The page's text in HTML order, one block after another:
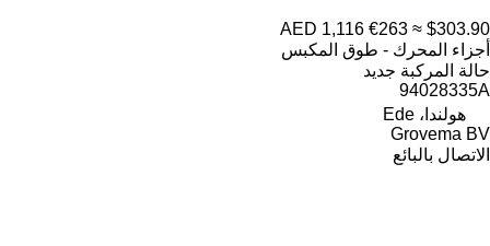
AED 1,116 €263 ≈ $303.90
أجزاء المحرك - طوق المكبس
حالة المركبة جديد
94028335A
هولندا، Ede
Grovema BV
الاتصال بالبائع